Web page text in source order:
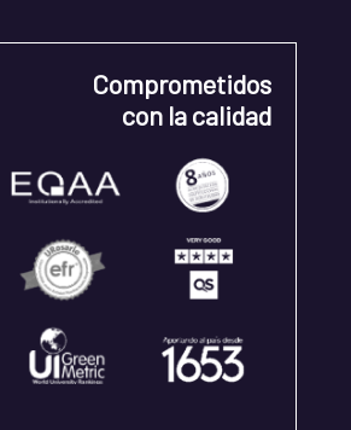
Comprometidos
con la calidad